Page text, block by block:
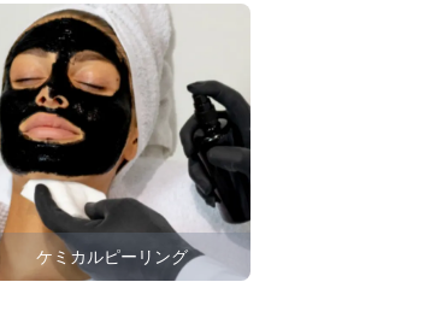
ケミカルピーリング